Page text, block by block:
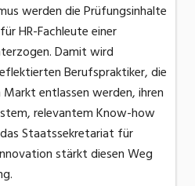
werden die Prüfungsinhalte
HR-Fachleute einer
Damit wird
Berufspraktiker, die
entlassen werden, ihren
relevantem Know-how
Staatssekretariat für
stärkt diesen Weg